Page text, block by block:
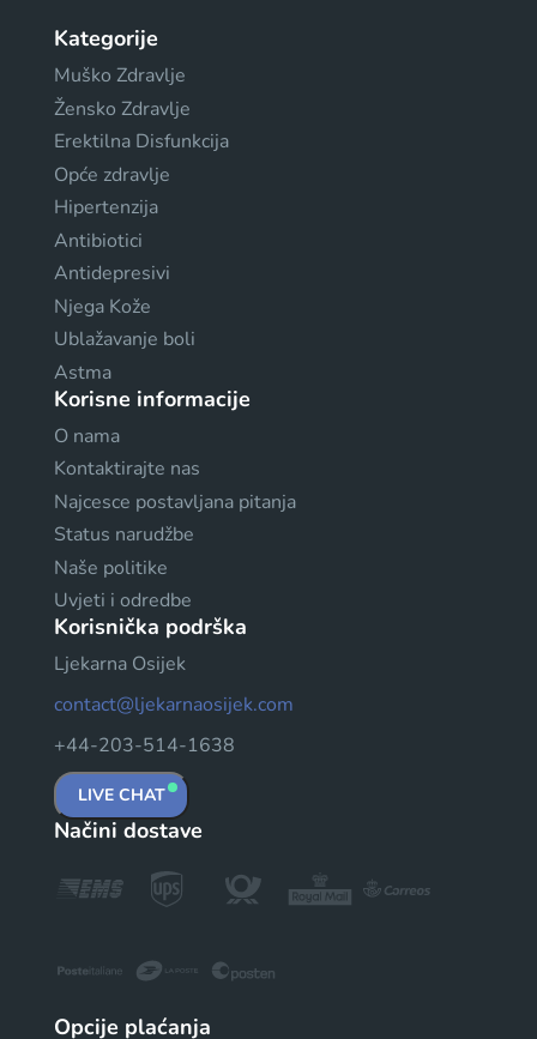
Kategorije
Muško Zdravlje
Žensko Zdravlje
Erektilna Disfunkcija
Opće zdravlje
Hipertenzija
Antibiotici
Antidepresivi
Njega Kože
Ublažavanje boli
Astma
Korisne informacije
O nama
Kontaktirajte nas
Najcesce postavljana pitanja
Status narudžbe
Naše politike
Uvjeti i odredbe
Korisnička podrška
Ljekarna Osijek
contact@ljekarnaosijek.com
+44-203-514-1638
LIVE CHAT
Načini dostave
Opcije plaćanja